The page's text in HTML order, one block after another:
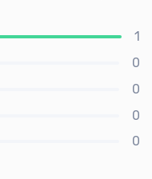
1
0
0
0
0